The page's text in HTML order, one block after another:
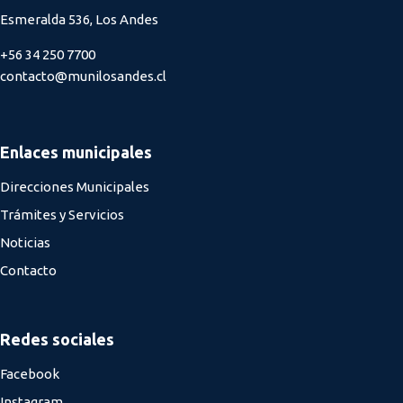
Esmeralda 536, Los Andes
+56 34 250 7700
contacto@munilosandes.cl
Enlaces municipales
Direcciones Municipales
Trámites y Servicios
Noticias
Contacto
Redes sociales
Facebook